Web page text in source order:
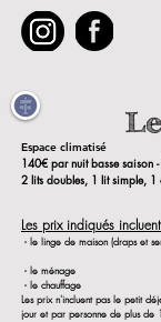
Espace climatisé
140€ par nuit basse saison -
2 lits doubles, 1 lit simple, 1
Les prix indiqués
- le linge de maison
- le
- le
Les prix n'incluent pas le petit
jour et par personne de plus de